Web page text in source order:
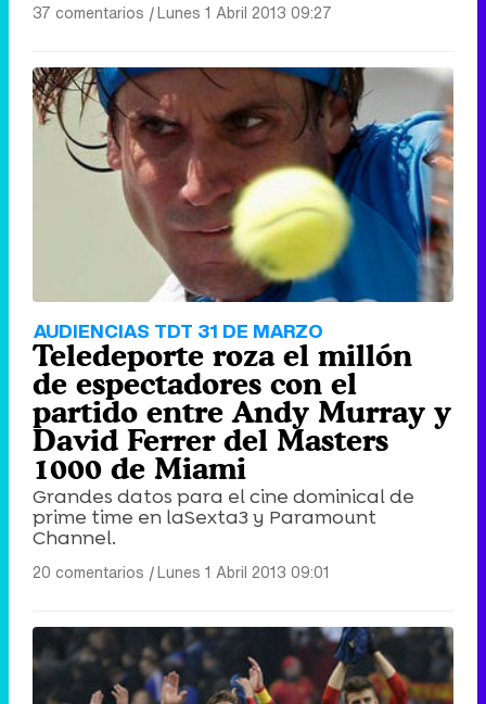
37 comentarios |Lunes 1 Abril 2013 09:27
AUDIENCIAS TDT 31 DE MARZO
Teledeporte roza el millón
de espectadores con el
partido entre Andy Murray y
David Ferrer del Masters
1000 de Miami
Grandes datos para el cine dominical de
prime time en laSexta3 y Paramount
Channel.
20 comentarios |Lunes 1 Abril 2013 09:01